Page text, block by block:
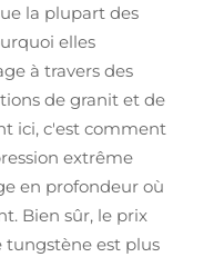
la plupart des
elles
à travers des
de granit et de
ici, c'est comment
extrême
en profondeur où
Bien sûr, le prix
tungstène est plus